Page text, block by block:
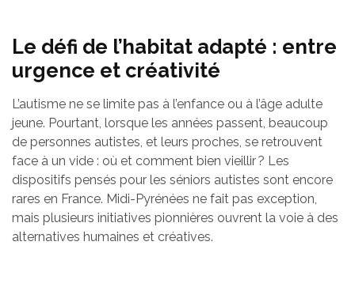
Le défi de l’habitat adapté : entre
urgence et créativité
L’autisme ne se limite pas à l’enfance ou à l’âge adulte
jeune. Pourtant, lorsque les années passent, beaucoup
de personnes autistes, et leurs proches, se retrouvent
face à un vide : où et comment bien vieillir ? Les
dispositifs pensés pour les séniors autistes sont encore
rares en France. Midi-Pyrénées ne fait pas exception,
mais plusieurs initiatives pionnières ouvrent la voie à des
alternatives humaines et créatives.